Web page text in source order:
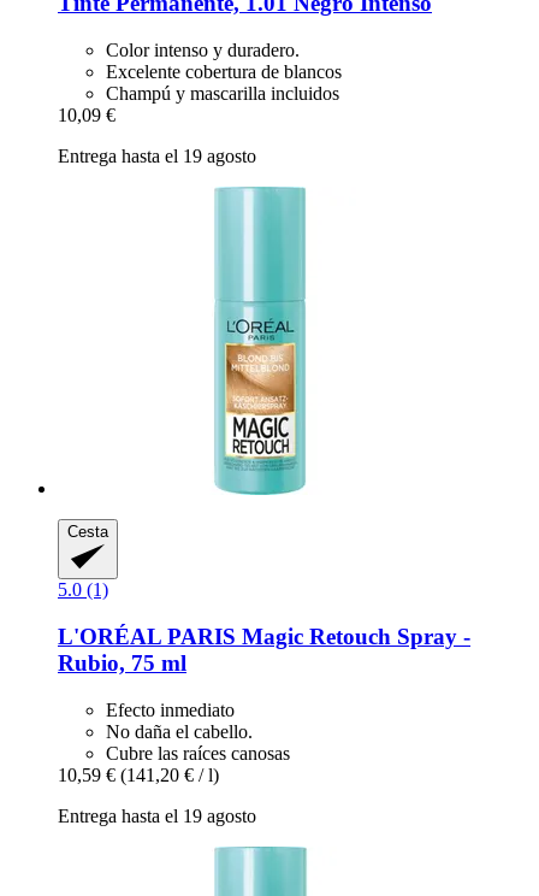
Color intenso y duradero.
Excelente cobertura de blancos
Champú y mascarilla incluidos
10,09 €
Entrega hasta el 19 agosto
Cesta
5.0 (1)
L'ORÉAL PARIS Magic Retouch Spray -​
Rubio, 75 ml
Efecto inmediato
No daña el cabello.
Cubre las raíces canosas
10,59 € (141,20 € / l)
Entrega hasta el 19 agosto